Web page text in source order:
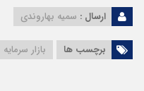
ارسال : سمیه بهاروندی
برچسب ها بازار سرمایه